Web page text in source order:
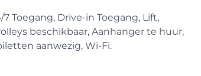
Toegang, Drive-in Toegang, Lift,
beschikbaar, Aanhanger te huur,
aanwezig, Wi-Fi.